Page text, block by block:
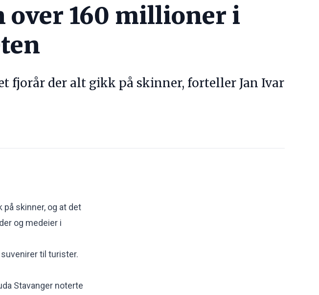
over 160 millioner i
fjorår der alt gikk på skinner, forteller Jan Ivar
skinner, og at det
og medeier i
til turister.
Stavanger noterte